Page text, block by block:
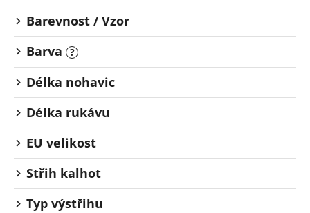
Barevnost / Vzor
Barva
?
Délka nohavic
Délka rukávu
EU velikost
Střih kalhot
Typ výstřihu
D
o
p
o
r
u
č
u
j
e
m
e